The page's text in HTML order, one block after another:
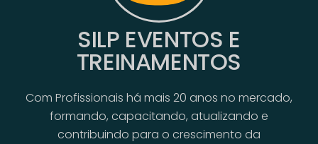
SILP EVENTOS E
TREINAMENTOS
Com Profissionais há mais 20 anos no mercado,
formando, capacitando, atualizando e
contribuindo para o crescimento da